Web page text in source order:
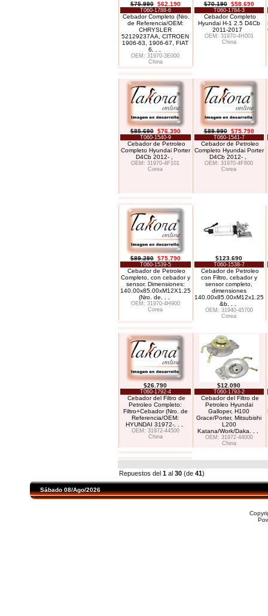
$75.990 $62.190
T060-1788-6
Cebador Completo (Nro.
de Referencia/OEM:
CHRYSLER
52129237AA, CITROEN
1906-63, 1906-67, FIAT
6
OEM: 31970-3E000
China
$70.190 $58.690
T060-1784-3
Cebador Completo
Hyundai H-1 2.5 D4Cb
2011-2017
OEM: 31970-4H001
China
$85.690 $76.390
T060-1540-9
Cebador de Petroleo
Completo Hyundai Porter
D4Cb 2012- ,
OEM: 31970-4F101
Corea
$89.990 $75.790
T060-1541-7
Cebador de Petroleo
Completo Hyundai Porter
D4Cb 2012- ,
OEM: 31970-4F800
Corea
$89.290 $75.790
T060-1539-5
Cebador de Petroleo
Completo, con cebador y
sensor. Dimensiones:
140.00x85.00xM12X1.25
(Nro. de
OEM: 31970-4H900
Corea
$123.690
T060-1538-7
Cebador de Petroleo
con Filtro, cebador y
sensor completo,
dimensiones
140.00x85.00xM12x1.25
&b
OEM: 31940-45700
Corea
$26.790
T060-1792-4
Cebador del Filtro de
Petroleo Completo:
Filtro+Cebador (Nro. de
Referencia/OEM:
HYUNDAI 31972-
OEM: 31972-44500
China
$12.090
T060-1793-2
Cebador del Filtro de
Petroleo Hyundai
Galloper, H100
Grace/Porter, Mitsubishi
L200
Katana/Work/Daka
OEM: 31972-44000
China
Repuestos del 1al 30(de 41)
Sábado 08/Ago/2026